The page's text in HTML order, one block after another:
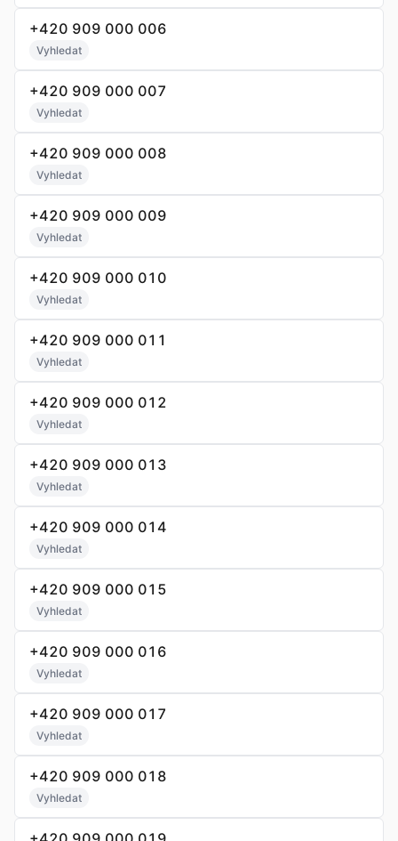
+420 909 000 006
Vyhledat
+420 909 000 007
Vyhledat
+420 909 000 008
Vyhledat
+420 909 000 009
Vyhledat
+420 909 000 010
Vyhledat
+420 909 000 011
Vyhledat
+420 909 000 012
Vyhledat
+420 909 000 013
Vyhledat
+420 909 000 014
Vyhledat
+420 909 000 015
Vyhledat
+420 909 000 016
Vyhledat
+420 909 000 017
Vyhledat
+420 909 000 018
Vyhledat